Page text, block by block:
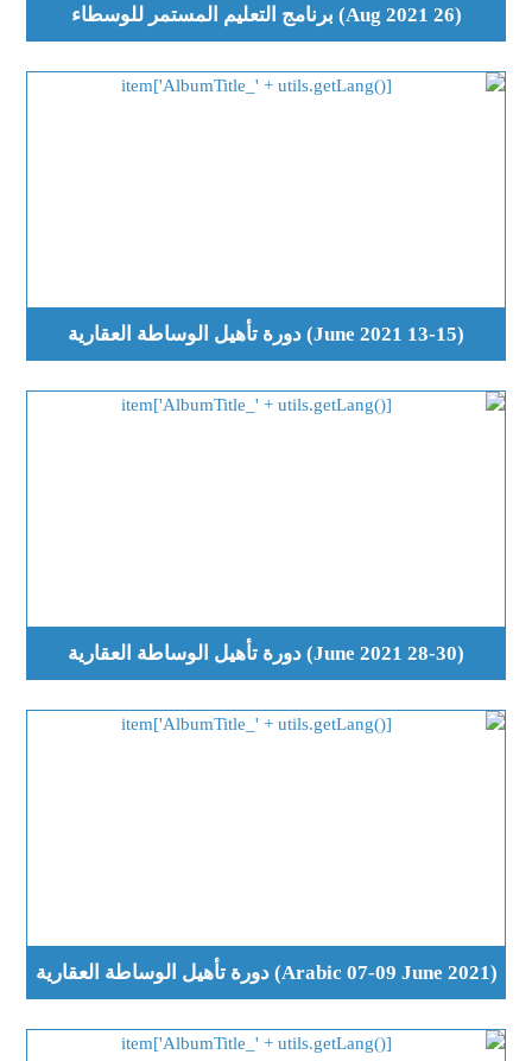
(26 Aug 2021) برنامج التعليم المستمر للوسطاء
(13-15 June 2021) دورة تأهيل الوساطة العقارية
(28-30 June 2021) دورة تأهيل الوساطة العقارية
(Arabic 07-09 June 2021) دورة تأهيل الوساطة العقارية